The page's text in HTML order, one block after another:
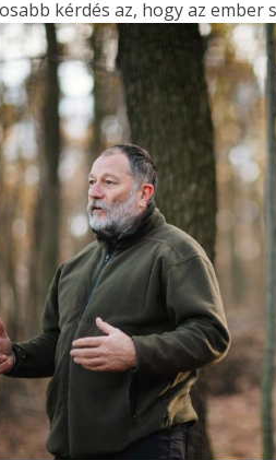
kérdés az, hogy az ember